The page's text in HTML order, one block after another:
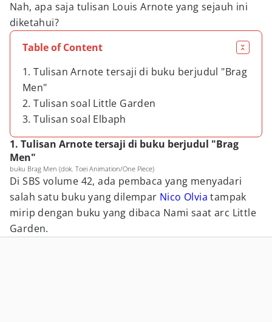
Nah, apa saja tulisan Louis Arnote yang sejauh ini
diketahui?
Table of Content
1. Tulisan Arnote tersaji di buku berjudul "Brag
Men"
2. Tulisan soal Little Garden
3. Tulisan soal Elbaph
1. Tulisan Arnote tersaji di buku berjudul "Brag
Men"
buku Brag Men (dok. Toei Animation/One Piece)
Di SBS volume 42, ada pembaca yang menyadari
salah satu buku yang dilempar Nico Olvia tampak
mirip dengan buku yang dibaca Nami saat arc Little
Garden.